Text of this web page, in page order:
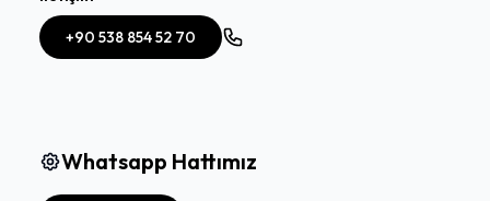
+90 538 854 52 70
Whatsapp Hattımız